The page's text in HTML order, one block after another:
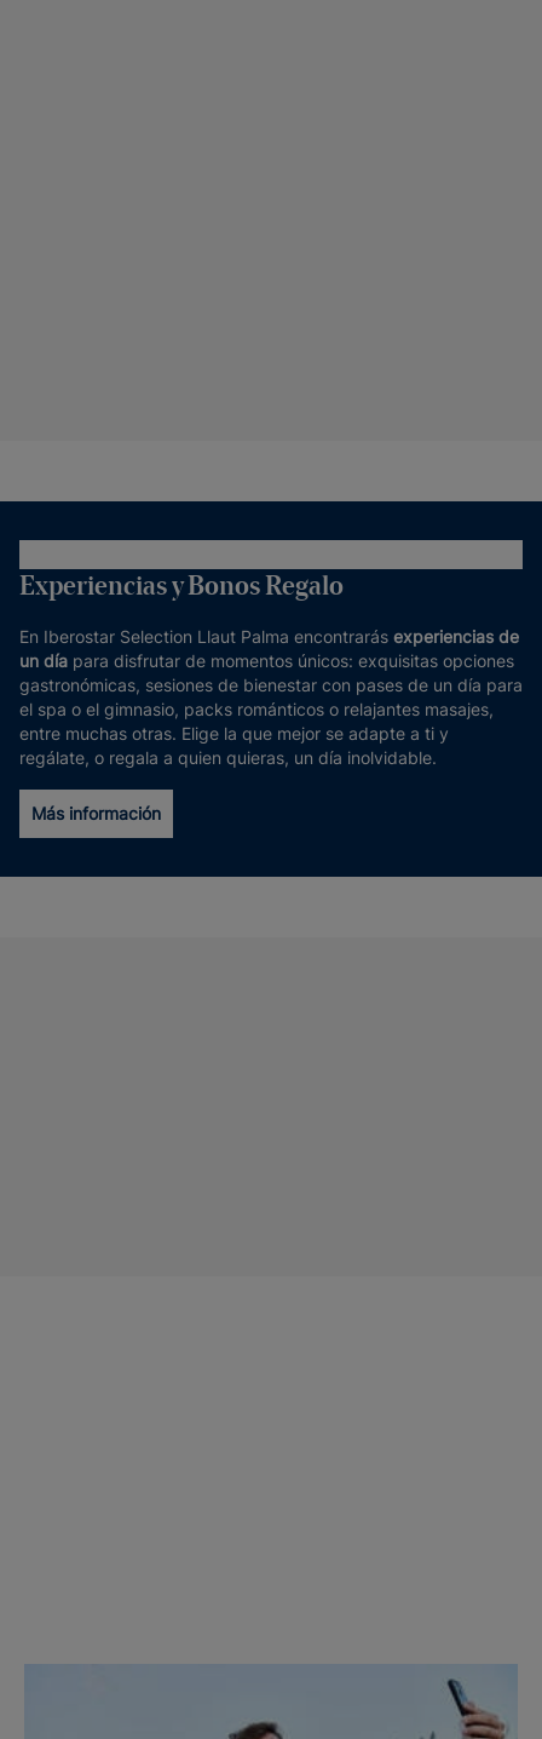
Experiencias y Bonos Regalo
En Iberostar Selection Llaut Palma encontrarás experiencias de
un día para disfrutar de momentos únicos: exquisitas opciones
gastronómicas, sesiones de bienestar con pases de un día para
el spa o el gimnasio, packs románticos o relajantes masajes,
entre muchas otras. Elige la que mejor se adapte a ti y
regálate, o regala a quien quieras, un día inolvidable.
Más información